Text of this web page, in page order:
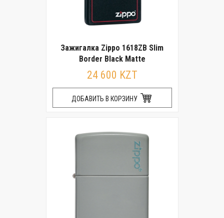
Зажигалка Zippo 1618ZB Slim
Border Black Matte
24 600 KZT
ДОБАВИТЬ В КОРЗИНУ